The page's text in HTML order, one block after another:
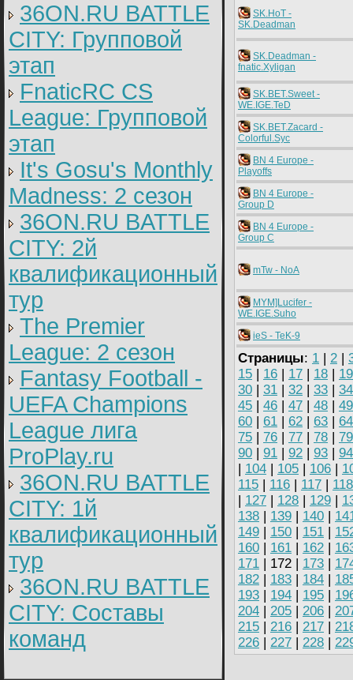
36ON.RU BATTLE
CITY: Групповой
этап
FnaticRC CS
League: Групповой
этап
It's Gosu's Monthly
Madness: 2 сезон
36ON.RU BATTLE
CITY: 2й
квалификационный
тур
The Premier
League: 2 cезон
Fantasy Football -
UEFA Champions
League лига
ProPlay.ru
36ON.RU BATTLE
CITY: 1й
квалификационный
тур
36ON.RU BATTLE
CITY: Составы
команд
SK.HoT -
SK.Deadman
SK.Deadman -
fnatic.Xyligan
SK.BET.Sweet -
WE.IGE.TeD
SK.BET.Zacard -
Colorful.Syc
BN 4 Europe -
Playoffs
BN 4 Europe -
Group D
BN 4 Europe -
Group C
mTw - NoA
MYM]Lucifer -
WE.IGE.Suho
ieS - TeK-9
Страницы: 1 | 2 |
15 | 16 | 17 | 18 | 19
30 | 31 | 32 | 33 | 34
45 | 46 | 47 | 48 | 49
60 | 61 | 62 | 63 | 64
75 | 76 | 77 | 78 | 79
90 | 91 | 92 | 93 | 94
| 104 | 105 | 106 |
115 | 116 | 117 | 118
| 127 | 128 | 129 |
138 | 139 | 140 |
149 | 150 | 151 |
160 | 161 | 162 |
171 | 172 | 173 |
182 | 183 | 184 |
193 | 194 | 195 |
204 | 205 | 206 |
215 | 216 | 217 |
226 | 227 | 228 |